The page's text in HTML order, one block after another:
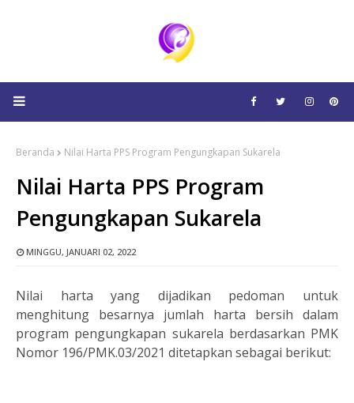
Beranda Nilai Harta PPS Program Pengungkapan Sukarela
Nilai Harta PPS Program
Pengungkapan Sukarela
MINGGU, JANUARI 02, 2022
Nilai harta yang dijadikan pedoman untuk
menghitung besarnya jumlah harta bersih dalam
program pengungkapan sukarela berdasarkan PMK
Nomor 196/PMK.03/2021 ditetapkan sebagai berikut: